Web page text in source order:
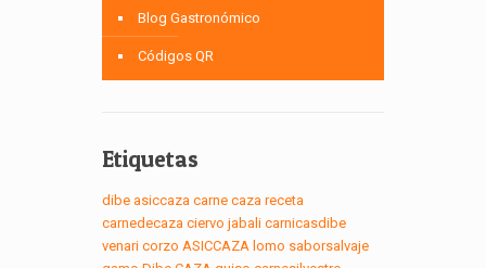
Blog Gastronómico
Códigos QR
Etiquetas
dibe asiccaza carne caza receta
carnedecaza ciervo jabali carnicasdibe
venari corzo ASICCAZA lomo saborsalvaje